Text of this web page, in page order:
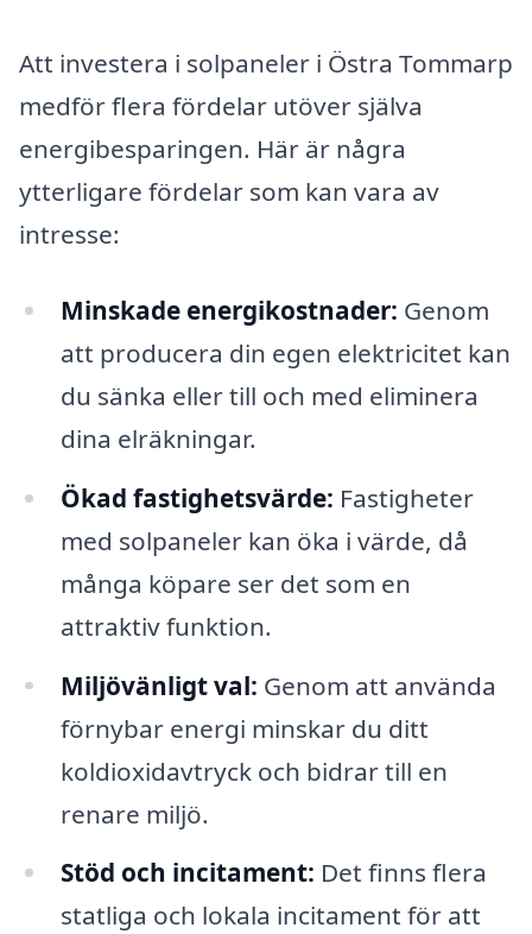
Att investera i solpaneler i Östra Tommarp
medför flera fördelar utöver själva
energibesparingen. Här är några
ytterligare fördelar som kan vara av
intresse:
Minskade energikostnader: Genom
att producera din egen elektricitet kan
du sänka eller till och med eliminera
dina elräkningar.
Ökad fastighetsvärde: Fastigheter
med solpaneler kan öka i värde, då
många köpare ser det som en
attraktiv funktion.
Miljövänligt val: Genom att använda
förnybar energi minskar du ditt
koldioxidavtryck och bidrar till en
renare miljö.
Stöd och incitament: Det finns flera
statliga och lokala incitament för att